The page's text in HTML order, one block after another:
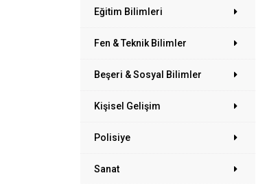
Eğitim Bilimleri
Fen & Teknik Bilimler
Beşeri & Sosyal Bilimler
Kişisel Gelişim
Polisiye
Sanat